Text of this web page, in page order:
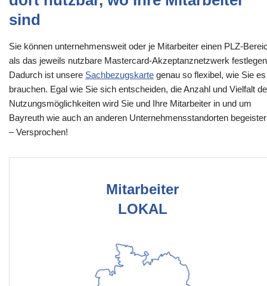
sind
Sie können unternehmensweit oder je Mitarbeiter einen PLZ-
als das jeweils nutzbare Mastercard-Akzeptanznetzwerk
Dadurch ist unsere Sachbezugskarte genau so flexibel, wie Sie es
brauchen. Egal wie Sie sich entscheiden, die Anzahl und Vielfalt
Nutzungsmöglichkeiten wird Sie und Ihre Mitarbeiter in und um
Bayreuth wie auch an anderen Unternehmensstandorten
– Versprochen!
Mitarbeiter
LOKAL